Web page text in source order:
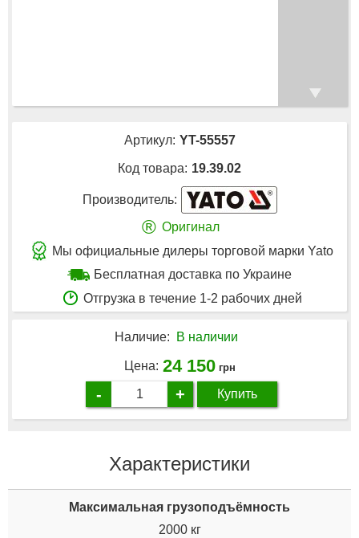
Артикул: YT-55557
Код товара: 19.39.02
Производитель:
® Оригинал
Мы официальные дилеры торговой марки Yato
Бесплатная доставка по Украине
Отгрузка в течение 1-2 рабочих дней
Наличие: В наличии
Цена: 24 150 грн
- + Купить
Характеристики
Максимальная грузоподъёмность
2000 кг